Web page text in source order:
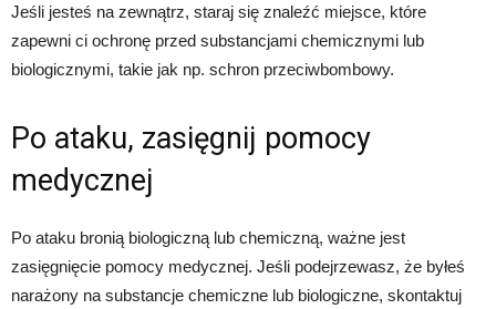
Jeśli jesteś na zewnątrz, staraj się znaleźć miejsce, które
zapewni ci ochronę przed substancjami chemicznymi lub
biologicznymi, takie jak np. schron przeciwbombowy.
Po ataku, zasięgnij pomocy
medycznej
Po ataku bronią biologiczną lub chemiczną, ważne jest
zasięgnięcie pomocy medycznej. Jeśli podejrzewasz, że byłeś
narażony na substancje chemiczne lub biologiczne, skontaktuj